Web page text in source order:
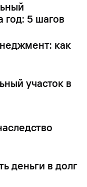
год: 5 шагов
как
участок в
деньги в долг